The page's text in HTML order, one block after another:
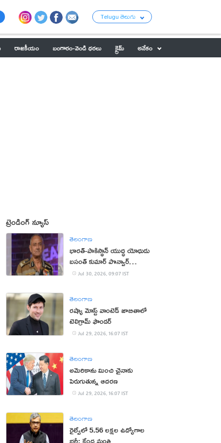
Telugu తెలుగు
రాజకీయం బంగారం-వెండి ధరలు క్రైమ్
అనేకం
ట్రెండింగ్ న్యూస్
తెలంగాణ
భార‌త్‌-పాకిస్థాన్ యుద్ధ యోధుడు
బ‌సంత్ కుమార్ పొన్వార్‌
క‌న్నుమూత‌
Jul 30, 2026, 09:07 IST
తెలంగాణ
రష్యా మోస్ట్ వాంటెడ్ జాబితాలో
టెలిగ్రామ్ ఫౌండర్
Jul 29, 2026, 16:07 IST
తెలంగాణ
అమెరికాను మించి చైనాకు
పెరుగుతున్న ఆదరణ
Jul 29, 2026, 16:07 IST
తెలంగాణ
రైల్వేలో 5.56 లక్షల ఉద్యోగాల